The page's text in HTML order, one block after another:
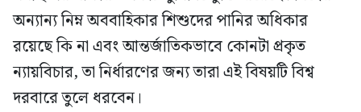
অন্যান্য নিম্ন অববাহিকার শিশুদের পানির অধিকার
রয়েছে কি না এবং আন্তর্জাতিকভাবে কোনটা প্রকৃত
ন্যায়বিচার, তা নির্ধারণের জন্য তারা এই বিষয়টি বিশ্ব
দরবারে তুলে ধরবেন।